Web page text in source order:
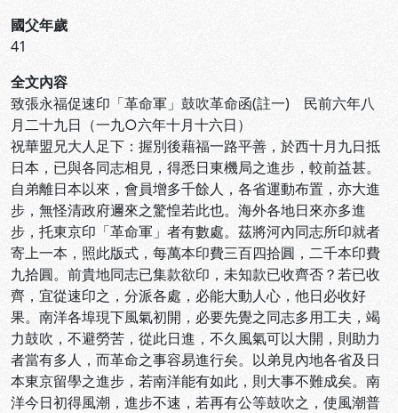
國父年歲
41
全文內容
致張永福促速印「革命軍」鼓吹革命函(註一) 民前六年八
月二十九日（一九○六年十月十六日）
祝華盟兄大人足下：握別後藉福一路平善，於西十月九日抵
日本，已與各同志相見，得悉日東機局之進步，較前益甚。
自弟離日本以來，會員增多千餘人，各省運動布置，亦大進
步，無怪清政府邇來之驚惶若此也。海外各地日來亦多進
步，托東京印「革命軍」者有數處。茲將河內同志所印就者
寄上一本，照此版式，每萬本印費三百四拾圓，二千本印費
九拾圓。前貴地同志已集款欲印，未知款已收齊否？若已收
齊，宜從速印之，分派各處，必能大動人心，他日必收好
果。南洋各埠現下風氣初開，必要先覺之同志多用工夫，竭
力鼓吹，不避勞苦，從此日進，不久風氣可以大開，則助力
者當有多人，而革命之事容易進行矣。以弟見內地各省及日
本東京留學之進步，若南洋能有如此，則大事不難成矣。南
洋今日初得風潮，進步不速，若再有公等鼓吹之，使風潮普